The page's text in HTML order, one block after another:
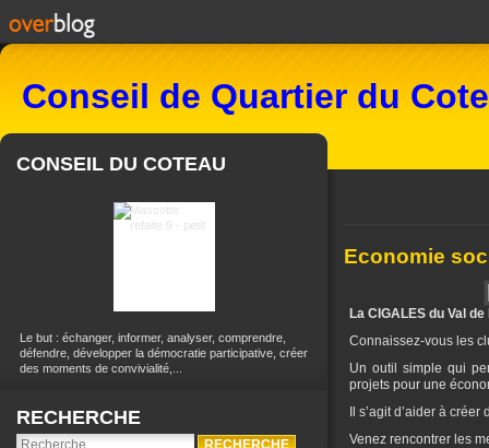
Conseil de Quartier du
CONSEIL DU COTEAU
Le but : échanger, informer, analyser, comprendre,
défendre, développer la démocratie participative, créer
des moments de convivialité,...
RECHERCHE
Economie
La CIGALES du Val
Connaissez-vous les
Un outil simple qui
projets pour une
Il s’agit d’aider à
Venez rencontrer les